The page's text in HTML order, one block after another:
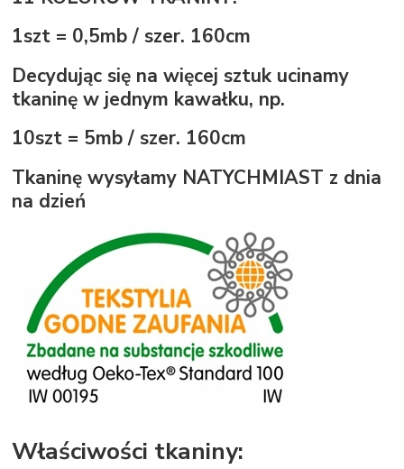
1szt = 0,5mb / szer. 160cm
Decydując się na więcej sztuk ucinamy
tkaninę w jednym kawałku, np.
10szt = 5mb / szer. 160cm
Tkaninę wysyłamy NATYCHMIAST z dnia
na dzień
Właściwości tkaniny: